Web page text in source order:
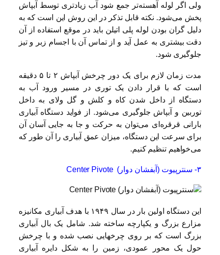
ولی اگر لوله آهسته‌تر جمع شود آب زیادتری توسط آبپاش
پخش می‌شود. نکته قابل تذکر در این روش این است که به
دلیل گران بودن لوله پلی اتیلن باید در موقع استفاده از آن
دقت بیشتری به عمل آید و از تماس آن با اجسام زبر و تیز
جلوگیری شود.
مدت زمان لازم برای یک دور چرخش آبپاش ۲ تا ۵ دقیقه
است که با قرار دادن یک توری در مسیر ورود آب به
دستگاه از داخل شدن کاه و کلش و گل ولای به داخل
توربین و آبپاش جلوگیری می‌شود. از فواید دستگاه آبیاری
بارانی قرقره‌ای می‌توان به حرکت و جا به جایی آسان آن
برای سرعت این دستگاه، میزان عمق آبیاری را آن طور که
می‌خواهیم تنظیم کنیم.
۳- سنترپیوت (آبفشان دوار) Center Pivote
این دستگاه اولین بار در سال ۱۹۴۹ با هدف آبیاری مکانیزه
مزارع بزرگ و یکپارچه ساخته شد. شامل یک بال آبیاری
بزرگ است که بر روی چرخهایی نصب شده و با چرخش
حول یک محور عمودی، زمین را به شکل دایره آبیاری